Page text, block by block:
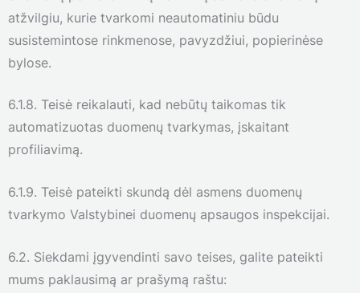
atžvilgiu, kurie tvarkomi neautomatiniu būdu
susistemintose rinkmenose, pavyzdžiui, popierinėse
bylose.
6.1.8. Teisė reikalauti, kad nebūtų taikomas tik
automatizuotas duomenų tvarkymas, įskaitant
profiliavimą.
6.1.9. Teisė pateikti skundą dėl asmens duomenų
tvarkymo Valstybinei duomenų apsaugos inspekcijai.
6.2. Siekdami įgyvendinti savo teises, galite pateikti
mums paklausimą ar prašymą raštu: